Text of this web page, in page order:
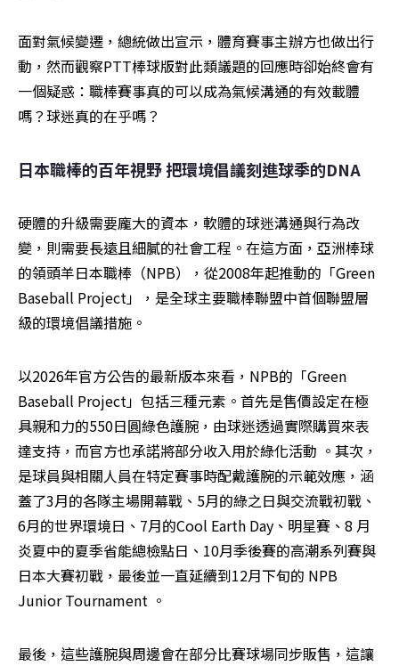
面對氣候變遷，總統做出宣示，體育賽事主辦方也做出行
動，然而觀察PTT棒球版對此類議題的回應時卻始終會有
一個疑惑：職棒賽事真的可以成為氣候溝通的有效載體
嗎？球迷真的在乎嗎？
日本職棒的百年視野 把環境倡議刻進球季的DNA
硬體的升級需要龐大的資本，軟體的球迷溝通與行為改
變，則需要長遠且細膩的社會工程。在這方面，亞洲棒球
的領頭羊日本職棒（NPB），從2008年起推動的「Green
Baseball Project」，是全球主要職棒聯盟中首個聯盟層
級的環境倡議措施。
以2026年官方公告的最新版本來看，NPB的「Green
Baseball Project」包括三種元素。首先是售價設定在極
具親和力的550日圓綠色護腕，由球迷透過實際購買來表
達支持，而官方也承諾將部分收入用於綠化活動 。其次，
是球員與相關人員在特定賽事時配戴護腕的示範效應，涵
蓋了3月的各隊主場開幕戰、5月的綠之日與交流戰初戰、
6月的世界環境日、7月的Cool Earth Day、明星賽、8 月
炎夏中的夏季省能總檢點日、10月季後賽的高潮系列賽與
日本大賽初戰，最後並一直延續到12月下旬的 NPB
Junior Tournament 。
最後，這些護腕與周邊會在部分比賽球場同步販售，這讓